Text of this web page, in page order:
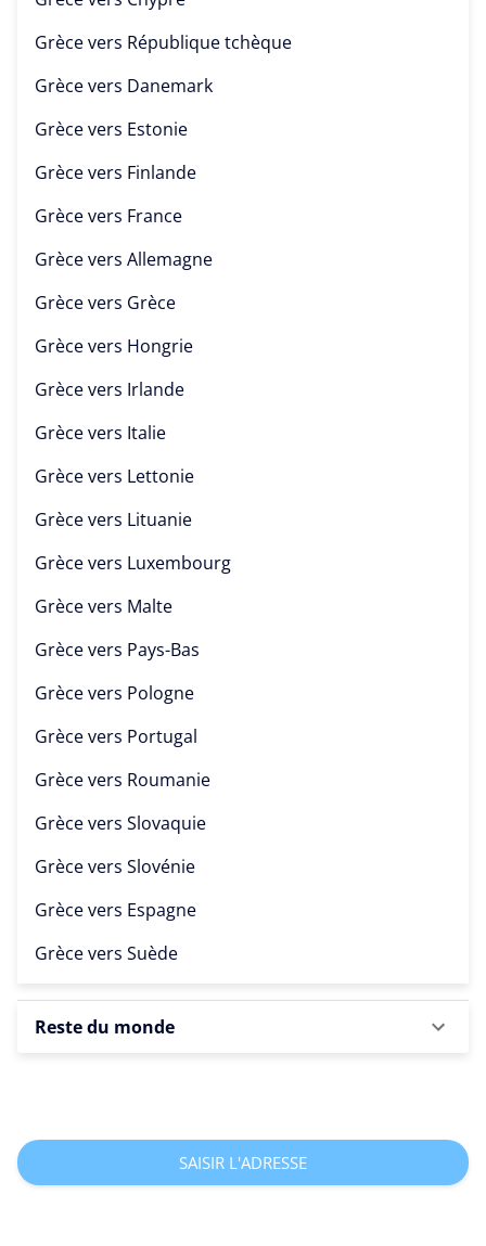
Grèce vers République tchèque
Grèce vers Danemark
Grèce vers Estonie
Grèce vers Finlande
Grèce vers France
Grèce vers Allemagne
Grèce vers Grèce
Grèce vers Hongrie
Grèce vers Irlande
Grèce vers Italie
Grèce vers Lettonie
Grèce vers Lituanie
Grèce vers Luxembourg
Grèce vers Malte
Grèce vers Pays-Bas
Grèce vers Pologne
Grèce vers Portugal
Grèce vers Roumanie
Grèce vers Slovaquie
Grèce vers Slovénie
Grèce vers Espagne
Grèce vers Suède
Reste du monde
SAISIR L'ADRESSE